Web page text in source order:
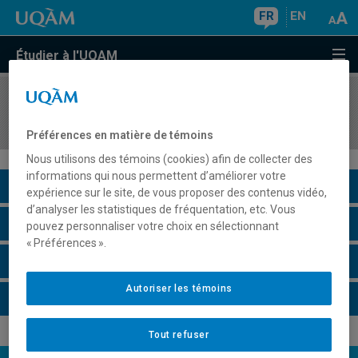
FR EN
Étudier à l'UQAM
COURS//
Description du cours
Horaire - Été 2026
Préférences en matière de témoins
Nous utilisons des témoins (cookies) afin de collecter des
informations qui nous permettent d’améliorer votre
expérience sur le site, de vous proposer des contenus vidéo,
d’analyser les statistiques de fréquentation, etc. Vous
pouvez personnaliser votre choix en sélectionnant
« Préférences ».
Tout refuser
Autoriser les témoins